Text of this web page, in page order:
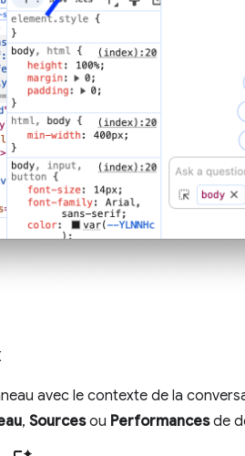
avec le contexte de la
, Sourcesou Performancesde